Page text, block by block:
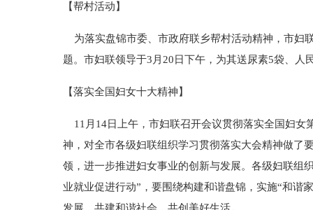
【帮村活动】
为落实盘锦市委、市政府联乡帮村活动精神，市妇
题。市妇联领导于3月20日下午，为其送尿素5袋、人
【落实全国妇女十大精神】
11月14日上午，市妇联召开会议贯彻落实全国妇女
神，对全市各级妇联组织学习贯彻落实大会精神做了
领，进一步推进妇女事业的创新与发展。各级妇联组
业就业促进行动”，要围绕构建和谐盘锦，实施“和谐